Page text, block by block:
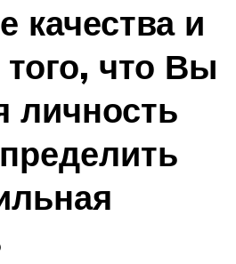
качества и
что Вы
личность